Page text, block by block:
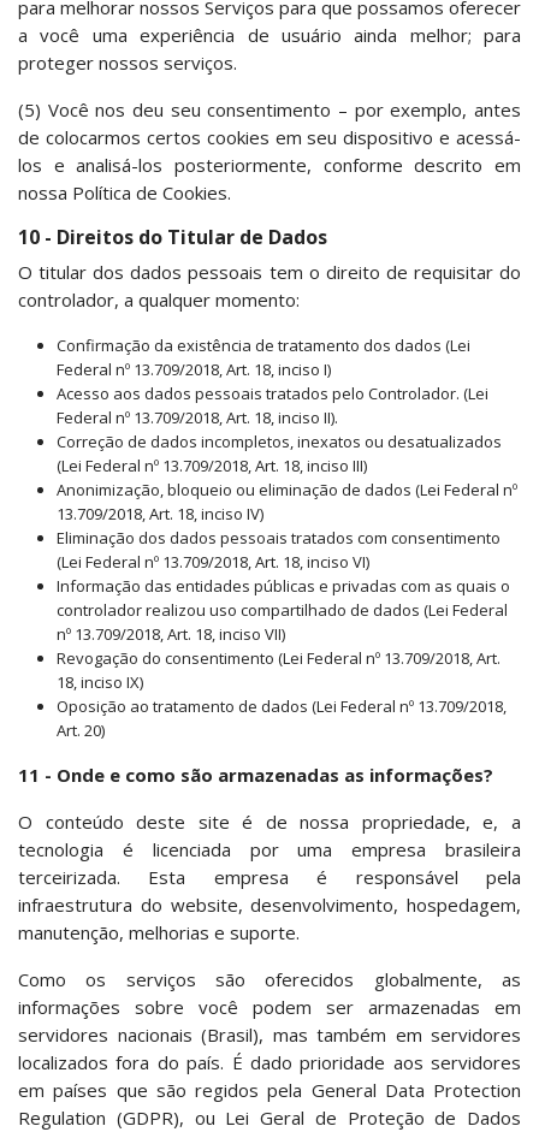
para melhorar nossos Serviços para que possamos oferecer
a você uma experiência de usuário ainda melhor; para
proteger nossos serviços.
(5) Você nos deu seu consentimento – por exemplo, antes
de colocarmos certos cookies em seu dispositivo e acessá-
los e analisá-los posteriormente, conforme descrito em
nossa Política de Cookies.
10 - Direitos do Titular de Dados
O titular dos dados pessoais tem o direito de requisitar do
controlador, a qualquer momento:
Confirmação da existência de tratamento dos dados (Lei
Federal nº 13.709/2018, Art. 18, inciso I)
Acesso aos dados pessoais tratados pelo Controlador. (Lei
Federal nº 13.709/2018, Art. 18, inciso II).
Correção de dados incompletos, inexatos ou desatualizados
(Lei Federal nº 13.709/2018, Art. 18, inciso III)
Anonimização, bloqueio ou eliminação de dados (Lei Federal nº
13.709/2018, Art. 18, inciso IV)
Eliminação dos dados pessoais tratados com consentimento
(Lei Federal nº 13.709/2018, Art. 18, inciso VI)
Informação das entidades públicas e privadas com as quais o
controlador realizou uso compartilhado de dados (Lei Federal
nº 13.709/2018, Art. 18, inciso VII)
Revogação do consentimento (Lei Federal nº 13.709/2018, Art.
18, inciso IX)
Oposição ao tratamento de dados (Lei Federal nº 13.709/2018,
Art. 20)
11 - Onde e como são armazenadas as informações?
O conteúdo deste site é de nossa propriedade, e, a
tecnologia é licenciada por uma empresa brasileira
terceirizada. Esta empresa é responsável pela
infraestrutura do website, desenvolvimento, hospedagem,
manutenção, melhorias e suporte.
Como os serviços são oferecidos globalmente, as
informações sobre você podem ser armazenadas em
servidores nacionais (Brasil), mas também em servidores
localizados fora do país. É dado prioridade aos servidores
em países que são regidos pela General Data Protection
Regulation (GDPR), ou Lei Geral de Proteção de Dados